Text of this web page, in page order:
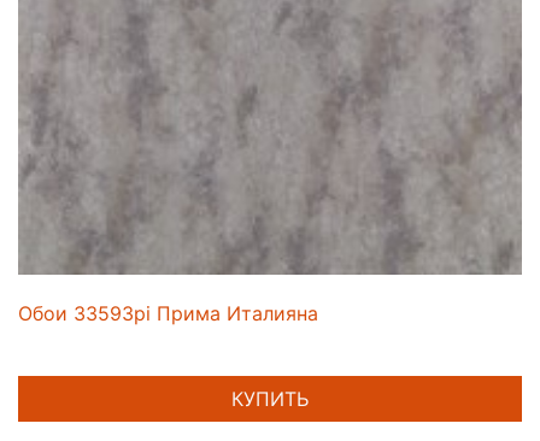
Обои 33593pi Прима Италияна
КУПИТЬ